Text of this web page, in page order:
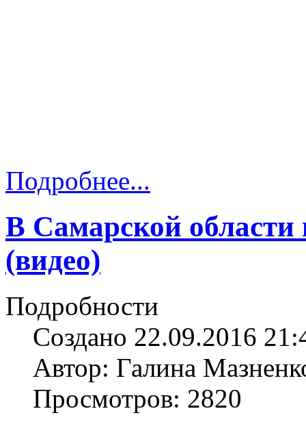
Подробнее...
В Самарской
(видео)
Подробности
Создано 22.09.2016
Автор: Галина
Просмотров: 2820